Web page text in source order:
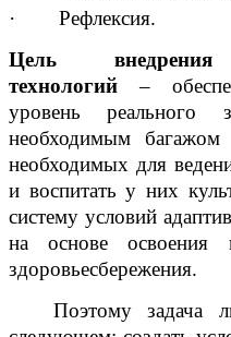
· Рефлексия.
Цель внедрения
технологий –
уровень реального
необходимым
необходимых для
и воспитать у них
систему условий
на основе освоения
здоровьесбережения.
Поэтому задача